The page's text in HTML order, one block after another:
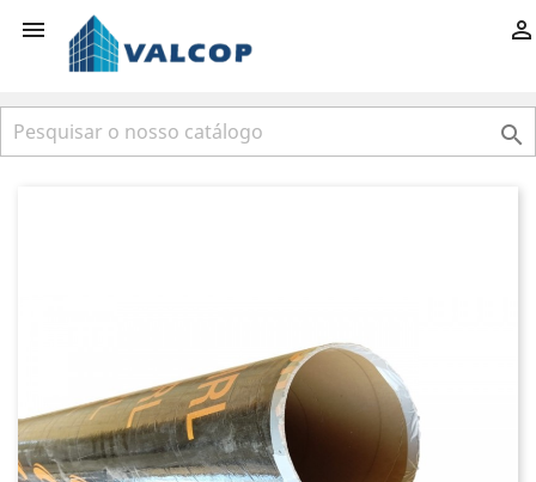
 
